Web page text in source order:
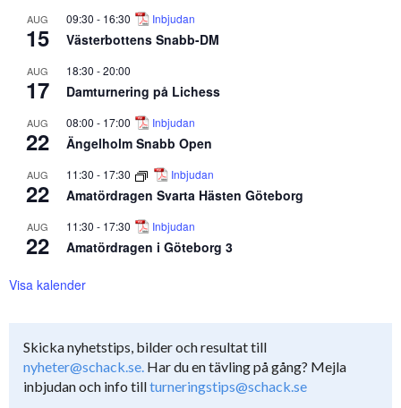
AUG
15
09:30 - 16:30 Inbjudan
Västerbottens Snabb-DM
AUG
17
18:30 -20:00
Damturnering på Lichess
AUG
22
08:00 - 17:00 Inbjudan
Ängelholm Snabb Open
AUG
22
11:30 - 17:30 Inbjudan
Amatördragen Svarta Hästen Göteborg
AUG
22
11:30 - 17:30 Inbjudan
Amatördragen i Göteborg 3
Visa kalender
Skicka nyhetstips, bilder och resultat till
nyheter@schack.se. Har du en tävling på gång? Mejla
inbjudan och info tillturneringstips@schack.se